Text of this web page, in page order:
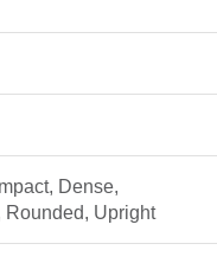
Dense,
Rounded, Upright